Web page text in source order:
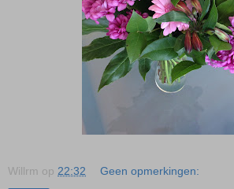
Willrm op 22:32 Geen opmerkingen: